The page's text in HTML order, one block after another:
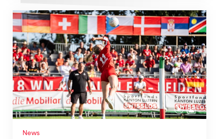
News
Heimturnier mit Glanzresultaten: Schweiz gewinnt